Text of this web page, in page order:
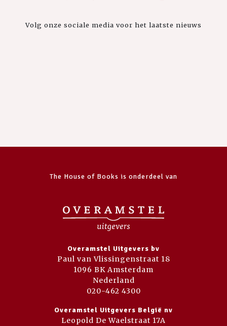
Volg onze sociale media voor het laatste nieuws
The House of Books is onderdeel van
Overamstel Uitgevers bv
Paul van Vlissingenstraat 18
1096 BK Amsterdam
Nederland
020-462 4300
Overamstel Uitgevers België nv
Leopold De Waelstraat 17A